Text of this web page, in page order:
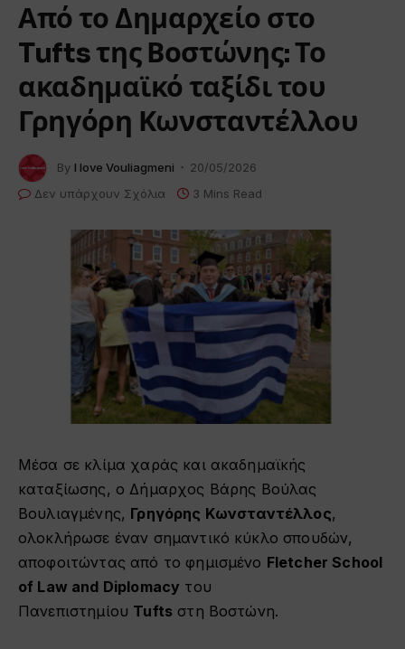
Από το Δημαρχείο στο
Tufts της Βοστώνης: Το
ακαδημαϊκό ταξίδι του
Γρηγόρη Κωνσταντέλλου
By I love Vouliagmeni
20/05/2026
Δεν υπάρχουν Σχόλια
3 Mins Read
Μέσα σε κλίμα χαράς και ακαδημαϊκής
καταξίωσης, ο Δήμαρχος Βάρης Βούλας
Βουλιαγμένης, Γρηγόρης Κωνσταντέλλος,
ολοκλήρωσε έναν σημαντικό κύκλο σπουδών,
αποφοιτώντας από το φημισμένο Fletcher School
of Law and Diplomacy του
Πανεπιστημίου Tufts στη Βοστώνη.